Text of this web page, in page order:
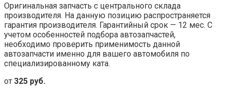
Оригинальная запчасть с центрального склада
производителя. На данную позицию распространяется
гарантия производителя. Гарантийный срок — 12 мес. С
учетом особенностей подбора автозапчастей,
необходимо проверить применимость данной
автозапчасти именно для вашего автомобиля по
специализированному ката.
от 325 руб.